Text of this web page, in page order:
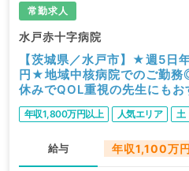
求人内容の詳細等はお気軽に
常勤求人
水戸赤十字病院
【茨城県／水戸市】★週5日
円★地域中核病院でのご勤
休みでQOL重視の先生にも
／常勤）
年収1,800万円以上 人気エリア 土
給与 年収1,100万